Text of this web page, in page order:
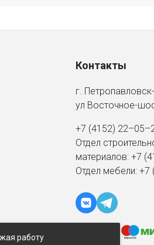
Контакты
г.
ул Восточное-
+7 (4152)
Отдел
материалов: +7
Отдел мебели: +7
работу